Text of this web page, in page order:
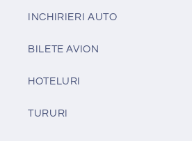
INCHIRIERI AUTO
BILETE AVION
HOTELURI
TURURI